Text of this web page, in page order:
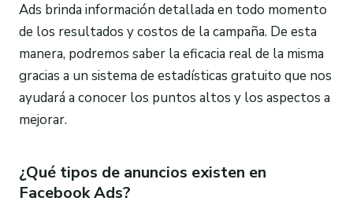
Ads brinda información detallada en todo momento
de los resultados y costos de la campaña. De esta
manera, podremos saber la eficacia real de la misma
gracias a un sistema de estadísticas gratuito que nos
ayudará a conocer los puntos altos y los aspectos a
mejorar.
¿Qué tipos de anuncios existen en
Facebook Ads?